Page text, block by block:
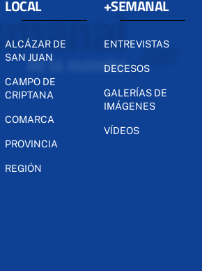
LOCAL
ALCÁZAR DE
SAN JUAN
CAMPO DE
CRIPTANA
COMARCA
PROVINCIA
REGIÓN
+SEMANAL
ENTREVISTAS
DECESOS
GALERÍAS DE
IMÁGENES
VÍDEOS